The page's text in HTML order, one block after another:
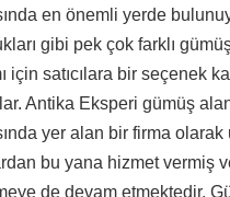
en önemli yerde
gibi pek çok farklı
için satıcılara bir seçenek
Antika Eksperi gümüş
yer alan bir firma olarak
bu yana hizmet vermiş
de devam etmektedir.